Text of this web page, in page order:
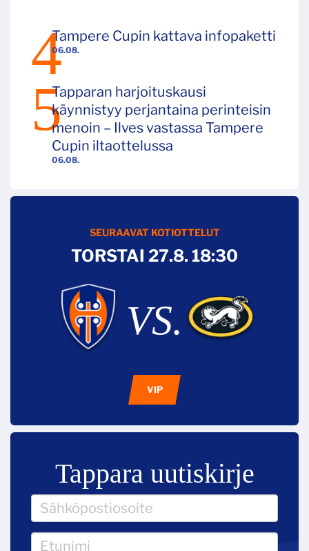
06.08.
Tampere Cupin kattava infopaketti
06.08.
Tapparan harjoituskausi
käynnistyy perjantaina perinteisin
menoin – Ilves vastassa Tampere
Cupin iltaottelussa
SEURAAVAT KOTIOTTELUT
TORSTAI 27.8. 18:30
VS.
VIP
Tappara uutiskirje